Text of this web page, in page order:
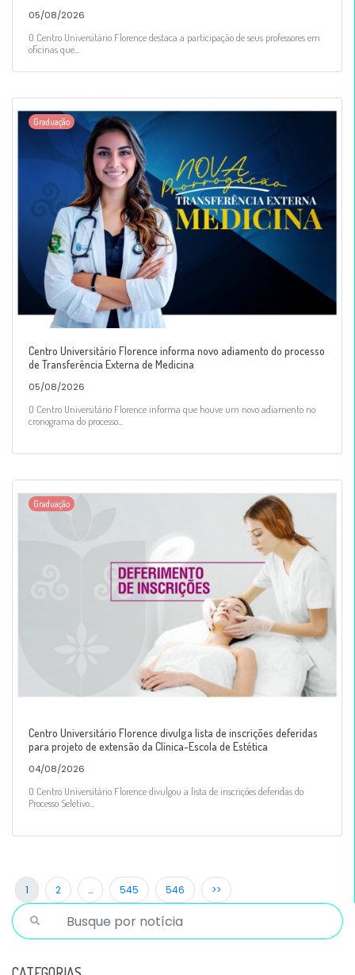
05/08/2026
O Centro Universitário Florence destaca a participação de seus professores em
oficinas que...
Graduação
Centro Universitário Florence informa novo adiamento do processo
de Transferência Externa de Medicina
05/08/2026
O Centro Universitário Florence informa que houve um novo adiamento no
cronograma do processo...
Graduação
Centro Universitário Florence divulga lista de inscrições deferidas
para projeto de extensão da Clínica-Escola de Estética
04/08/2026
O Centro Universitário Florence divulgou a lista de inscrições deferidas do
Processo Seletivo...
1 2 … 545 546 >>